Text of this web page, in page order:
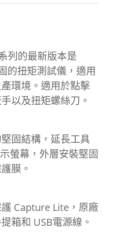
列的最新版本是
的扭矩測試儀，適用
環境。適用於點擊
以及扭矩螺絲刀。
固結構，延長工具
螢幕，外層安裝堅固
膜。
Capture Lite，原廠
箱和 USB電源線。